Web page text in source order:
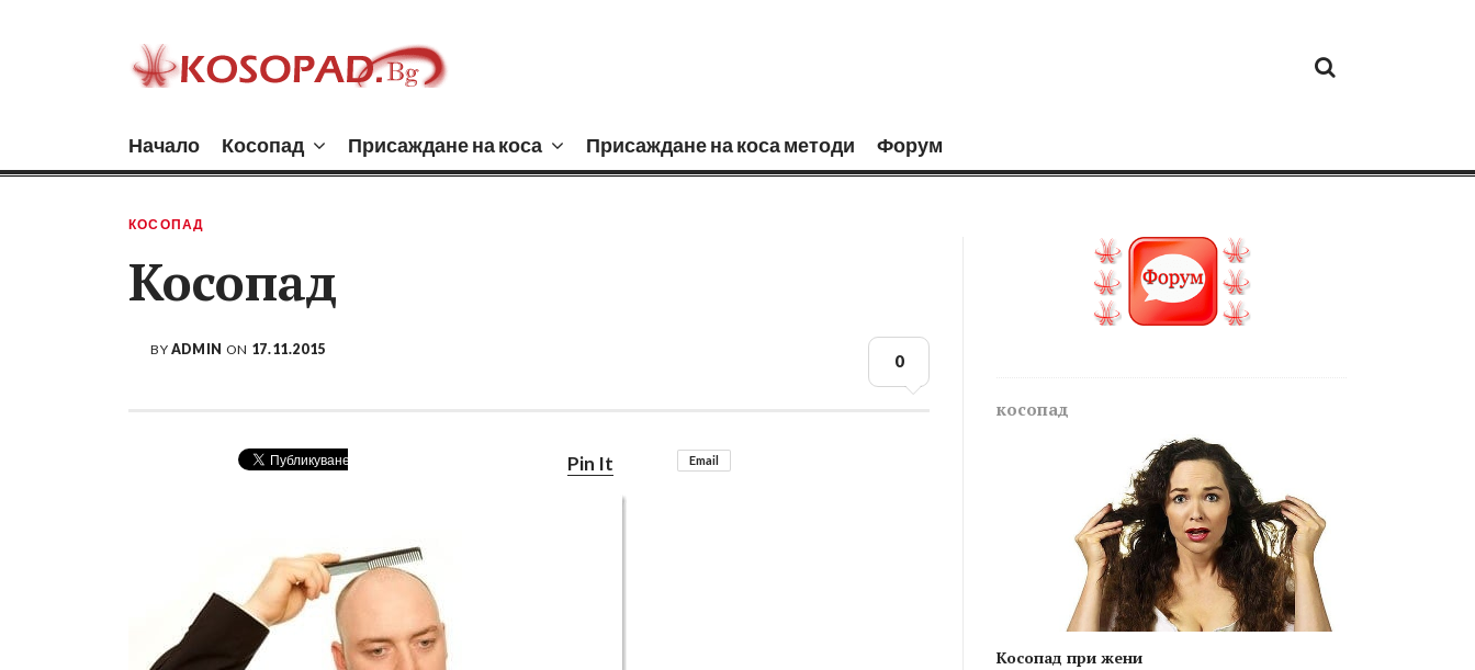
Начало Косопад Присаждане на коса Присаждане на коса методи Форум
КОСОПАД
Косопад
BY ADMIN ON 17.11.2015
0
Pin It Email
косопад
Косопад при жени